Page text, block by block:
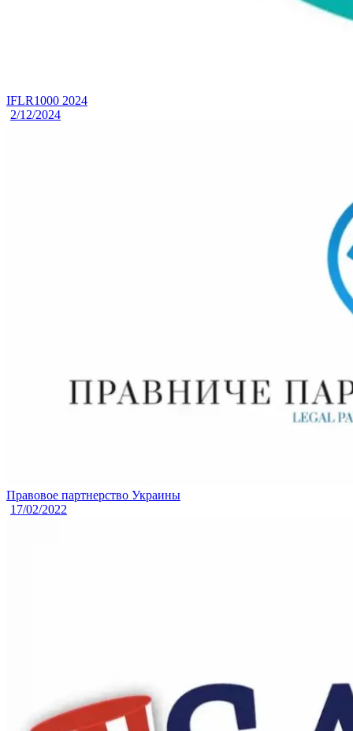
IFLR1000 2024
2/12/2024
Правовое партнерство Украины
17/02/2022